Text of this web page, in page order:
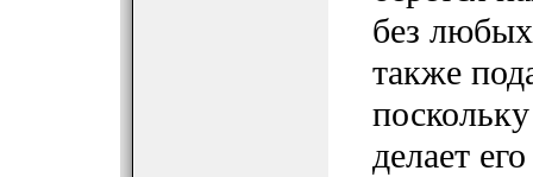
без
также
делает